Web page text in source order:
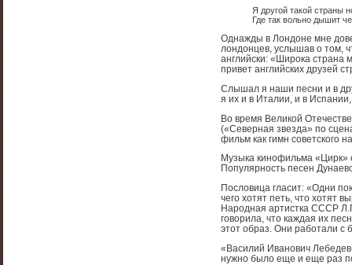
Я другой такой страны
Где так вольно дышит
Однажды в Лондоне мне
лондонцев, услышав о том,
английски: «Широка страна
привет английских друзей
Слышал я наши песни и в
я их и в Италии, и в
Во время Великой
(«Северная звезда» по
фильм как гимн советского
Музыка кинофильма «Цирк»
Популярность песен
Пословица гласит: «Одни
чего хотят петь, что хотят
Народная артистка СССР
говорила, что каждая их
этот образ. Они работали с
«Василий Иванович
нужно было еще и еще раз